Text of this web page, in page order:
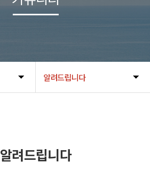
알려드립니다
알려드립니다